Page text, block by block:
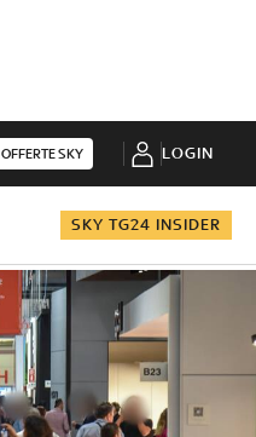
OFFERTE SKY LOGIN
SKY TG24 INSIDER